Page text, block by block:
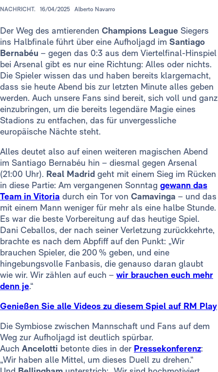
NACHRICHT. 16/04/2025 Alberto Navarro
Der Weg des amtierenden Champions League Siegers
ins Halbfinale führt über eine Aufholjagd im Santiago
Bernabéu – gegen das 0:3 aus dem Viertelfinal-Hinspiel
bei Arsenal gibt es nur eine Richtung: Alles oder nichts.
Die Spieler wissen das und haben bereits klargemacht,
dass sie heute Abend bis zur letzten Minute alles geben
werden. Auch unsere Fans sind bereit, sich voll und ganz
einzubringen, um die bereits legendäre Magie eines
Stadions zu entfachen, das für unvergessliche
europäische Nächte steht.
Alles deutet also auf einen weiteren magischen Abend
im Santiago Bernabéu hin – diesmal gegen Arsenal
(21:00 Uhr). Real Madrid geht mit einem Sieg im Rücken
in diese Partie: Am vergangenen Sonntag gewann das
Team in Vitoria durch ein Tor von Camavinga – und das
mit einem Mann weniger für mehr als eine halbe Stunde.
Es war die beste Vorbereitung auf das heutige Spiel.
Dani Ceballos, der nach seiner Verletzung zurückkehrte,
brachte es nach dem Abpfiff auf den Punkt: „Wir
brauchen Spieler, die 200 % geben, und eine
hingebungsvolle Fanbasis, die genauso daran glaubt
wie wir. Wir zählen auf euch – wir brauchen euch mehr
denn je.“
Genießen Sie alle Videos zu diesem Spiel auf RM Play
Die Symbiose zwischen Mannschaft und Fans auf dem
Weg zur Aufholjagd ist deutlich spürbar.
Auch Ancelotti betonte dies in der Pressekonferenz:
„Wir haben alle Mittel, um dieses Duell zu drehen.“